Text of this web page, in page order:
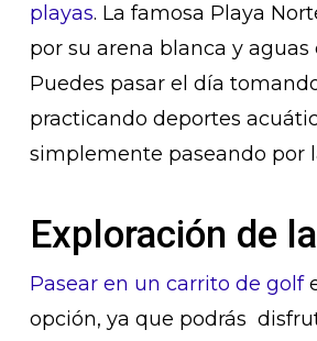
playas. La famosa Playa
por su arena blanca y aguas
Puedes pasar el día
practicando deportes
simplemente paseando por
Exploración de
Pasear en un carrito de golf
opción, ya que podrás